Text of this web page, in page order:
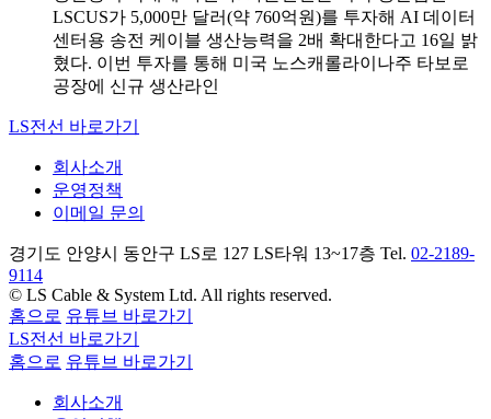
LSCUS가 5,000만 달러(약 760억원)를 투자해 AI 데이터
센터용 송전 케이블 생산능력을 2배 확대한다고 16일 밝
혔다. 이번 투자를 통해 미국 노스캐롤라이나주 타보로
공장에 신규 생산라인
LS전선 바로가기
회사소개
운영정책
이메일 문의
경기도 안양시 동안구 LS로 127 LS타워 13~17층 Tel. 02-2189-
9114
© LS Cable & System Ltd. All rights reserved.
홈으로 유튜브 바로가기
LS전선 바로가기
홈으로 유튜브 바로가기
회사소개